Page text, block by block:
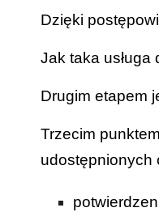
Dzięki
Jak taka usługa
Drugim etapem
Trzecim
udostępnionych